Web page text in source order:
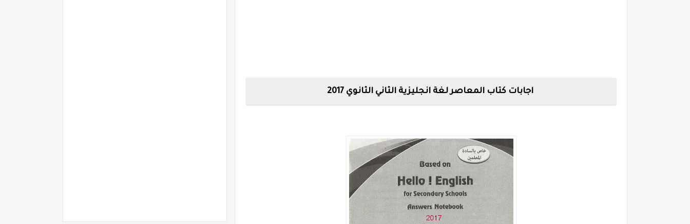
اجابات كتاب المعاصر لغة انجليزية الثاني الثانوي 2017